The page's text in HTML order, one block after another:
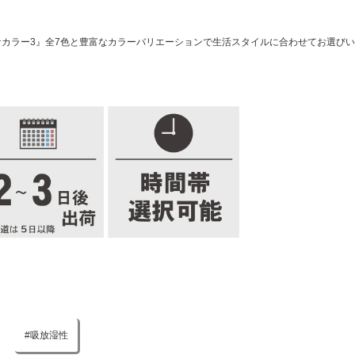
ー3』全7色と豊富なカラーバリエーションで生活スタイルに合わせてお選びい
吸放湿性